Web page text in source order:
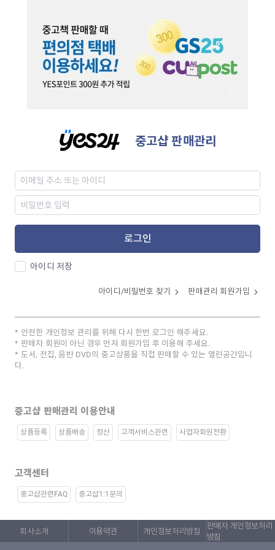
중고샵 판매관리
로그인
아이디 저장
아이디/비밀번호 찾기 판매관리 회원가입
안전한 개인정보 관리를 위해 다시 한번 로그인 해주세요.
판매자 회원이 아닌 경우 먼저 회원가입 후 이용해 주세요.
도서, 전집, 음반 DVD의 중고상품을 직접 판매할 수 있는 열린공간입니
다.
중고샵 판매관리 이용안내
상품등록 상품배송 정산 고객서비스관련 사업자회원전환
고객센터
중고샵관련FAQ 중고샵1:1문의
회사소개 이용약관 개인정보처리방침
판매자 개인정보처리
방침